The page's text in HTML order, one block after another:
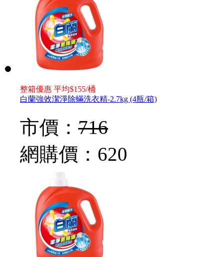
整箱優惠 平均$155/桶
白蘭強效潔淨除蟎洗衣精-2.7kg (4瓶/箱)
市價： 716
網購價： 620